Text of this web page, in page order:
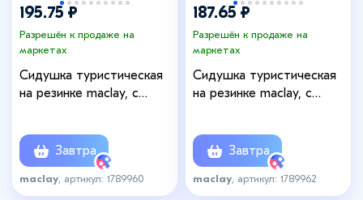
195.75 ₽
Разрешён к продаже на
маркетах
Сидушка туристическая
на резинке maclay, с
Завтра
maclay , артикул: 1789960
187.65 ₽
Разрешён к продаже на
маркетах
Сидушка туристическая
на резинке maclay, с
Завтра
maclay , артикул: 1789962